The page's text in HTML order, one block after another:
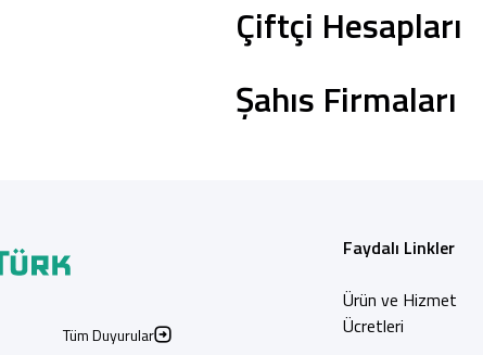
Ticari Kartlar
Çiftçi Hesapları
Şahıs Firmaları
Faydalı Linkler
Ürün ve Hizmet
Ücretleri
Tüm Duyurular